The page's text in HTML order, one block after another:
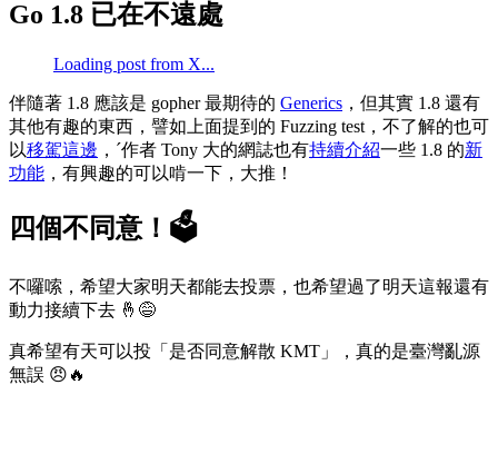
Go 1.8 已在不遠處
Loading post from X...
伴隨著 1.8 應該是 gopher 最期待的 Generics ，但其實 1.8 還有
其他有趣的東西，譬如上面提到的 Fuzzing test，不了解的也可
以移駕這邊 ，ˊ作者 Tony 大的網誌也有持續介紹一些 1.8 的新
功能 ，有興趣的可以啃一下，大推！
四個不同意！🗳️
不囉嗦，希望大家明天都能去投票，也希望過了明天這報還有
動力接續下去 🤞😅
真希望有天可以投「是否同意解散 KMT」，真的是臺灣亂源
無誤 😠🔥